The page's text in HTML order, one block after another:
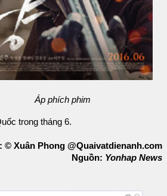
Áp phích phim
trong tháng 6.
© Xuân Phong @Quaivatdienanh.com
Nguồn: Yonhap News